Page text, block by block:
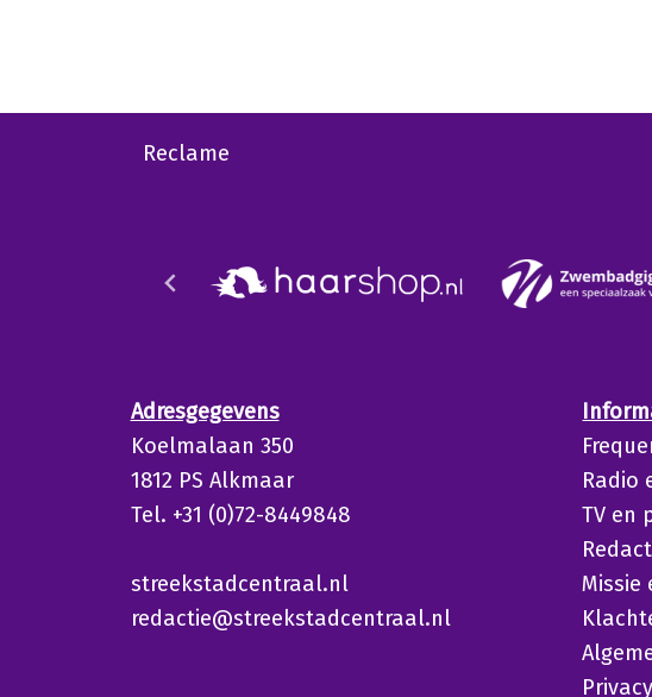
Reclame
Adresgegevens
Koelmalaan 350
1812 PS Alkmaar
Tel. +31 (0)72-8449848
streekstadcentraal.nl
redactie@streekstadcentraal.nl
Radio
TV en
Missie
Privacy